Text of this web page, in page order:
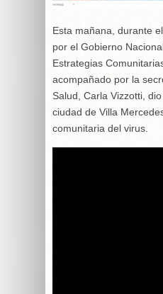
Esta mañana, durante
por el Gobierno
Estrategias
acompañado por la
Salud, Carla Vizzotti,
ciudad de Villa
comunitaria del virus.